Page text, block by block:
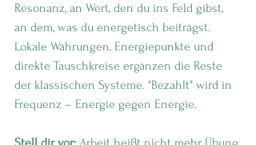
Resonanz, an Wert, den du ins Feld gibst,
an dem, was du energetisch beiträgst.
Lokale Währungen, Energiepunkte und
direkte Tauschkreise ergänzen die Reste
der klassischen Systeme. "Bezahlt" wird in
Frequenz – Energie gegen Energie.